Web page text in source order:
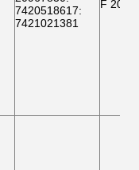
7420518617:
7421021381
F